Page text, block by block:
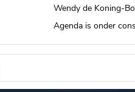
Wendy de Koning-
Agenda is onder